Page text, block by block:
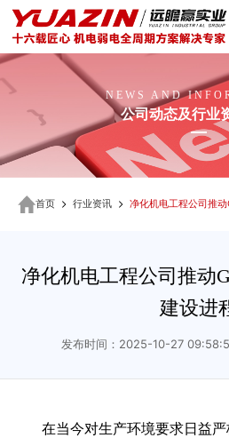
NEWS AND
公司动态及行业
首页 行业资讯
净化机电工程公司推动
建设进
发布时间：2025-10-27
在当今对生产环境要求日益严